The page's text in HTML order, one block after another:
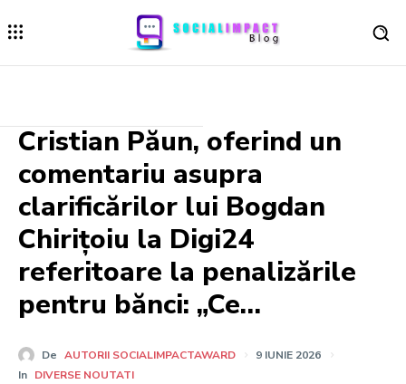
Cristian Păun, oferind un
comentariu asupra
clarificărilor lui Bogdan
Chirițoiu la Digi24
referitoare la penalizările
pentru bănci: „Ce…
De AUTORII SOCIALIMPACTAWARD
9 IUNIE 2026
In DIVERSE NOUTATI